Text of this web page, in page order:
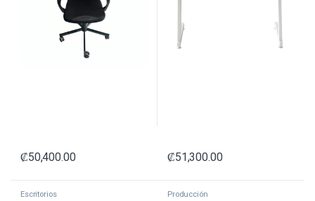
₡50,400.00 ₡51,300.00
Escritorios Producción